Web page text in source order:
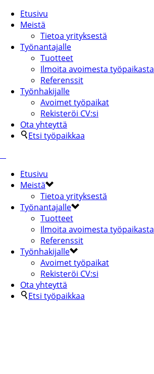
Etusivu
Meistä
Tietoa yrityksestä
Työnantajalle
Tuotteet
Ilmoita avoimesta työpaikasta
Referenssit
Työnhakijalle
Avoimet työpaikat
Rekisteröi CV:si
Ota yhteyttä
Etsi työpaikkaa
Etusivu
Meistä
Tietoa yrityksestä
Työnantajalle
Tuotteet
Ilmoita avoimesta työpaikasta
Referenssit
Työnhakijalle
Avoimet työpaikat
Rekisteröi CV:si
Ota yhteyttä
Etsi työpaikkaa